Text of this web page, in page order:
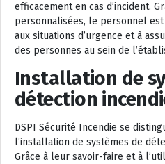
efficacement en cas d’incident.
personnalisées, le personnel
aux situations d’urgence et à
des personnes au sein de
Installation de
détection
DSPI Sécurité Incendie se
l’installation de systèmes de
Grâce à leur savoir-faire et à